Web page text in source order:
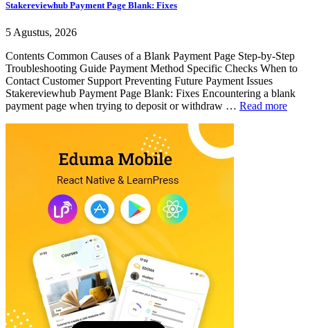
Stakereviewhub Payment Page Blank: Fixes
5 Agustus, 2026
Contents Common Causes of a Blank Payment Page Step-by-Step
Troubleshooting Guide Payment Method Specific Checks When to
Contact Customer Support Preventing Future Payment Issues
Stakereviewhub Payment Page Blank: Fixes Encountering a blank
payment page when trying to deposit or withdraw … Read more